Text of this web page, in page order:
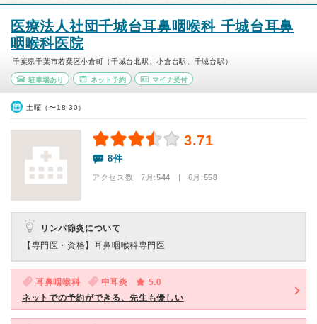
医療法人社団千城台耳鼻咽喉科 千城台耳鼻
咽喉科医院
千葉県千葉市若葉区小倉町（千城台北駅、小倉台駅、千城台駅）
駐車場あり ネット予約 マイナ受付
土曜（〜18:30）
3.71
8件
アクセス数 7月:544 | 6月:558
リンパ節炎について
【専門医・資格】 耳鼻咽喉科専門医
耳鼻咽喉科 中耳炎
5.0
ネットでの予約ができる、先生も優しい